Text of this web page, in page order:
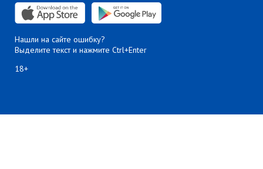
Нашли на сайте ошибку?
Выделите текст и нажмите Ctrl+Enter
18+